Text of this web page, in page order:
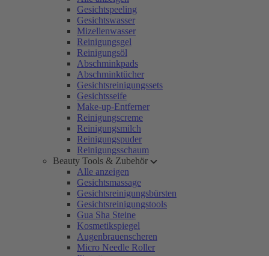
Gesichtspeeling
Gesichtswasser
Mizellenwasser
Reinigungsgel
Reinigungsöl
Abschminkpads
Abschminktücher
Gesichtsreinigungssets
Gesichtsseife
Make-up-Entferner
Reinigungscreme
Reinigungsmilch
Reinigungspuder
Reinigungsschaum
Beauty Tools & Zubehör
Alle anzeigen
Gesichtsmassage
Gesichtsreinigungsbürsten
Gesichtsreinigungstools
Gua Sha Steine
Kosmetikspiegel
Augenbrauenscheren
Micro Needle Roller